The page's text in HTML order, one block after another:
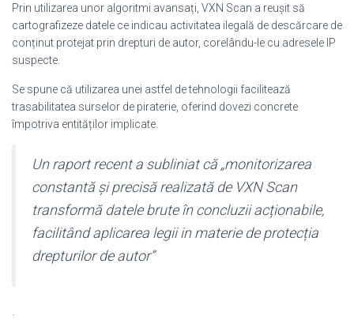
Prin utilizarea unor algoritmi avansați, VXN Scan a reușit să
cartografizeze datele ce indicau activitatea ilegală de descărcare de
conținut protejat prin drepturi de autor, corelându-le cu adresele IP
suspecte.
Se spune că utilizarea unei astfel de tehnologii facilitează
trasabilitatea surselor de piraterie, oferind dovezi concrete
împotriva entităților implicate.
Un raport recent a subliniat că „monitorizarea
constantă și precisă realizată de VXN Scan
transformă datele brute în concluzii acționabile,
facilitând aplicarea legii in materie de protecția
drepturilor de autor”